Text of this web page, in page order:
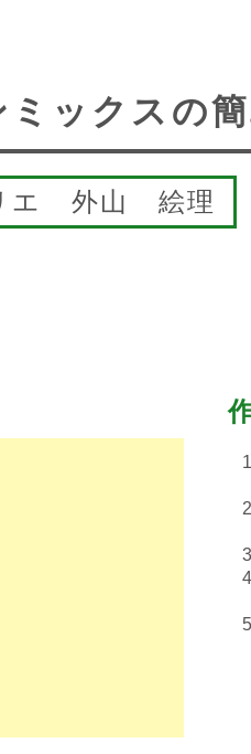
ックスの
エ 外山 絵理